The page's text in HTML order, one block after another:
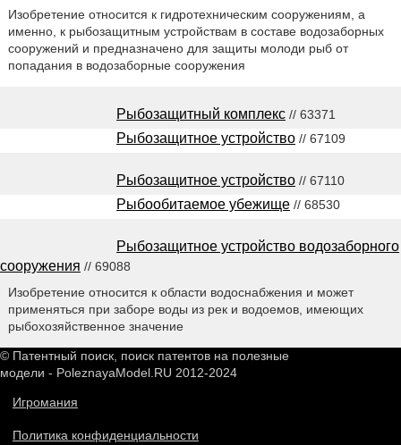
Изобретение относится к гидротехническим сооружениям, а
именно, к рыбозащитным устройствам в составе водозаборных
сооружений и предназначено для защиты молоди рыб от
попадания в водозаборные сооружения
Рыбозащитный комплекс // 63371
Рыбозащитное устройство // 67109
Рыбозащитное устройство // 67110
Рыбообитаемое убежище // 68530
Рыбозащитное устройство водозаборного
сооружения // 69088
Изобретение относится к области водоснабжения и может
применяться при заборе воды из рек и водоемов, имеющих
рыбохозяйственное значение
© Патентный поиск, поиск патентов на полезные
модели - PoleznayaModel.RU 2012-2024
Игромания
Политика конфиденциальности